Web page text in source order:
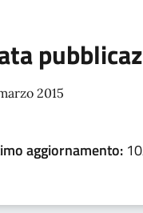
2015
aggiornamento: